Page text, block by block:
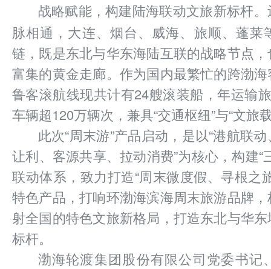
战略赋能，构建陆海联动文旅新标杆。
脉相通，大连、烟台、威海、旅顺、蓬莱
链，既是东北与华东海陆互联的战略节点
富集的黄金走廊。作为国内最繁忙的跨渤
鲁客滚航线现共计有24艘滚装船，年运输
车辆超120万辆次，兼具“交通枢纽”与“文旅
此次“周末游”产品启动，是以“港航联
让利、客源共享、拉动消费”为核心，构建“
联动体系，致力打造“周末微度假、寻根之
特色产品，打响环渤海滨海周末旅游品牌
射全国的特色文旅新格局，打造东北与华
标杆。
渤海轮渡集团股份有限公司党委书记